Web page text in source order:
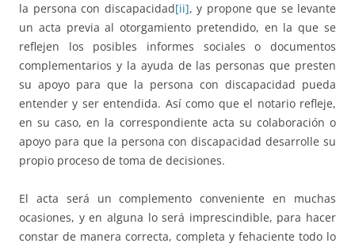
la persona con discapacidad[ii], y propone que se levante
un acta previa al otorgamiento pretendido, en la que se
reflejen los posibles informes sociales o documentos
complementarios y la ayuda de las personas que presten
su apoyo para que la persona con discapacidad pueda
entender y ser entendida. Así como que el notario refleje,
en su caso, en la correspondiente acta su colaboración o
apoyo para que la persona con discapacidad desarrolle su
propio proceso de toma de decisiones.
El acta será un complemento conveniente en muchas
ocasiones, y en alguna lo será imprescindible, para hacer
constar de manera correcta, completa y fehaciente todo lo